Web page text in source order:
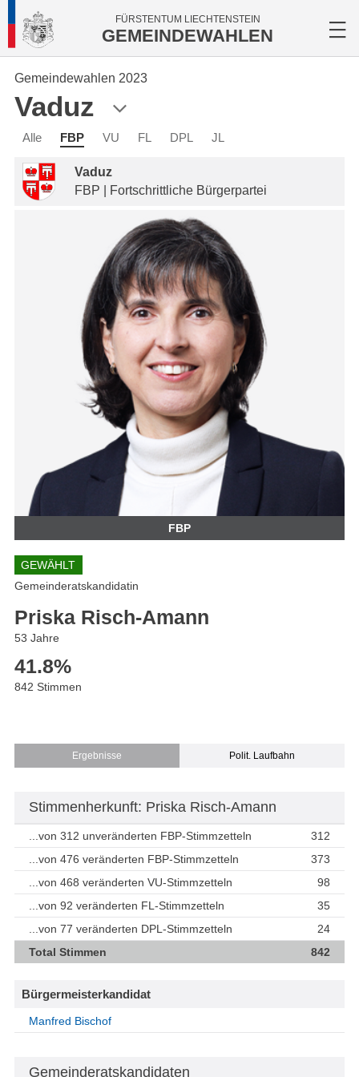
FÜRSTENTUM LIECHTENSTEIN
GEMEINDEWAHLEN
Gemeindewahlen 2023
Vaduz
Alle FBP VU FL DPL JL
Vaduz
FBP | Fortschrittliche Bürgerpartei
FBP
GEWÄHLT
Gemeinderatskandidatin
Priska Risch-Amann
53 Jahre
41.8%
842 Stimmen
Ergebnisse Polit. Laufbahn
Stimmenherkunft: Priska Risch-Amann
...von 312 unveränderten FBP-Stimmzetteln
312
...von 476 veränderten FBP-Stimmzetteln
373
...von 468 veränderten VU-Stimmzetteln
98
...von 92 veränderten FL-Stimmzetteln
35
...von 77 veränderten DPL-Stimmzetteln
24
Total Stimmen
842
Bürgermeisterkandidat
Manfred Bischof
Gemeinderatskandidaten